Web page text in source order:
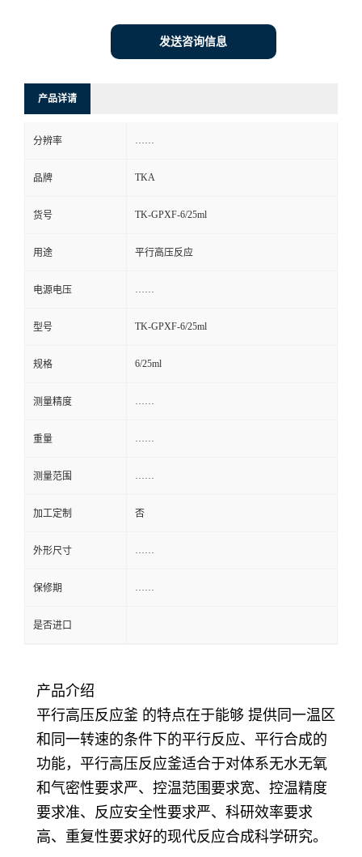
发送咨询信息
产品详请
分辨率
品牌 TKA
货号 TK-GPXF-6/25ml
用途 平行高压反应
电源电压
型号 TK-GPXF-6/25ml
规格 6/25ml
测量精度
重量
测量范围
加工定制 否
外形尺寸
保修期
是否进口
产品介绍
平行高压反应釜 的特点在于能够 提供同一温区
和同一转速的条件下的平行反应、平行合成的
功能， 平行高压反应釜适合于对体系无水无氧
和气密性要求严、控温范围要求宽、控温精度
要求准、反应安全性要求严、科研效率要求
高、重复性要求好的现代反应合成科学研究。